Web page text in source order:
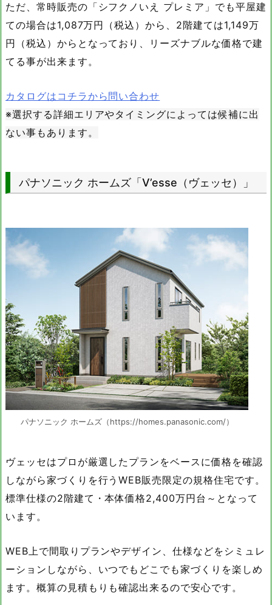
ただ、常時販売の「シフクノいえ プレミア」でも平屋建
ての場合は1,087万円（税込）から、2階建ては1,149万
円（税込）からとなっており、リーズナブルな価格で建
てる事が出来ます。
カタログはコチラから問い合わせ
※選択する詳細エリアやタイミングによっては候補に出
ない事もあります。
パナソニック ホームズ「V’esse（ヴェッセ）」
パナソニック ホームズ（https://homes.panasonic.com/）
ヴェッセはプロが厳選したプランをベースに価格を確認
しながら家づくりを行うWEB販売限定の規格住宅です。
標準仕様の2階建て・本体価格2,400万円台～となって
います。
WEB上で間取りプランやデザイン、仕様などをシミュレ
ーションしながら、いつでもどこでも家づくりを楽しめ
ます。概算の見積もりも確認出来るので安心です。